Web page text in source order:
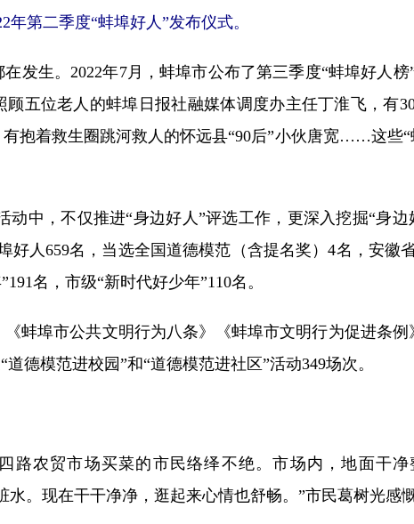
年第二季度“蚌埠好人”发布仪式。
生。2022年7月，蚌埠市公布了第三季度“蚌埠好人榜
五位老人的蚌埠日报社融媒体调度办主任丁淮飞，有
抱着救生圈跳河救人的怀远县“90后”小伙唐宽……这些“
中，不仅推进“身边好人”评选工作，更深入挖掘“身边
好人659名，当选全国道德模范（含提名奖）4名，安徽
名，市级“新时代好少年”110名。
埠市公共文明行为八条》《蚌埠市文明行为促进条例
德模范进校园”和“道德模范进社区”活动349场次。
农贸市场买菜的市民络绎不绝。市场内，地面干净
。现在干干净净，逛起来心情也舒畅。”市民葛树光感慨